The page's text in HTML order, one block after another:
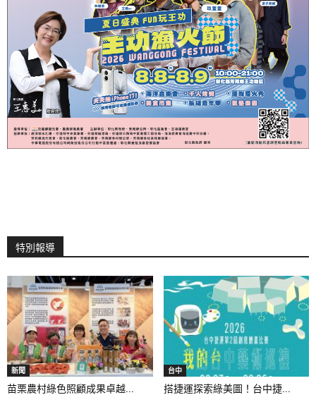
特別報導
新聞
苗栗農村綠色照顧成果卓越...
台中
搭捷運探索綠美圖！台中捷...